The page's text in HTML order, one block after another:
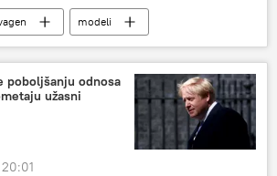
modeli
Društvo
poboljšanju odnosa
užasni